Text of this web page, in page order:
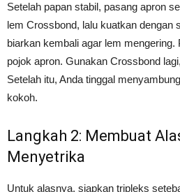
Setelah papan stabil, pasang apron
lem Crossbond, lalu kuatkan dengan
biarkan kembali agar lem
pojok apron. Gunakan Crossbond
Setelah itu, Anda tinggal
kokoh.
Langkah 2: Membuat
Menyetrika
Untuk alasnya, siapkan tripleks